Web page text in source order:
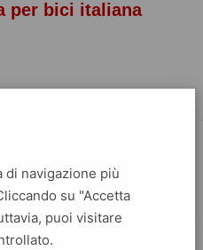
per bici italiana
Questo ebook ha:
navigazione più
su "Accetta
puoi visitare